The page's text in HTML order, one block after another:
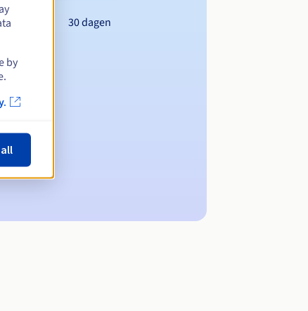
30 dagen
by